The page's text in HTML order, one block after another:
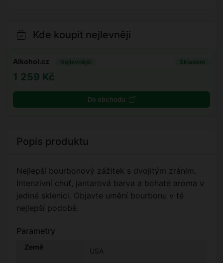
Kde koupit nejlevněji
Alkohol.cz Nejlevnější Skladem
1 259 Kč
Do obchodu
Popis produktu
Nejlepší bourbonový zážitek s dvojitým zráním.
Intenzivní chuť, jantarová barva a bohaté aroma v
jediné sklenici. Objavte umění bourbonu v té
nejlepší podobě.
Parametry
Země USA